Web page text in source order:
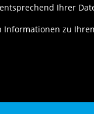
Ihrer
zu